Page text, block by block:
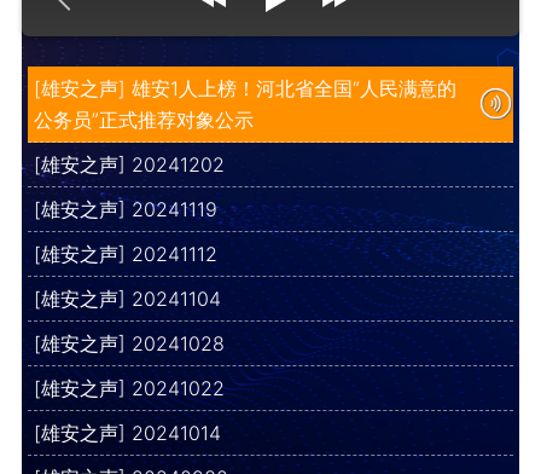
[雄安之声] 雄安1人上榜！河北省全国“人民满意的
公务员”正式推荐对象公示
[雄安之声] 20241202
[雄安之声] 20241119
[雄安之声] 20241112
[雄安之声] 20241104
[雄安之声] 20241028
[雄安之声] 20241022
[雄安之声] 20241014